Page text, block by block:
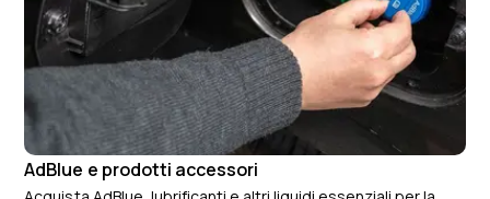
AdBlue e prodotti accessori